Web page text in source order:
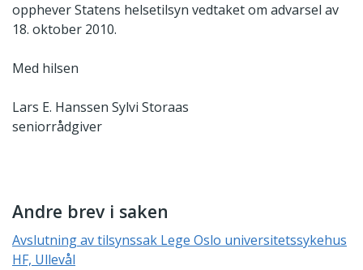
opphever Statens helsetilsyn vedtaket om advarsel av
18. oktober 2010.
Med hilsen
Lars E. Hanssen Sylvi Storaas
seniorrådgiver
Andre brev i saken
Avslutning av tilsynssak Lege Oslo universitetssykehus
HF, Ullevål